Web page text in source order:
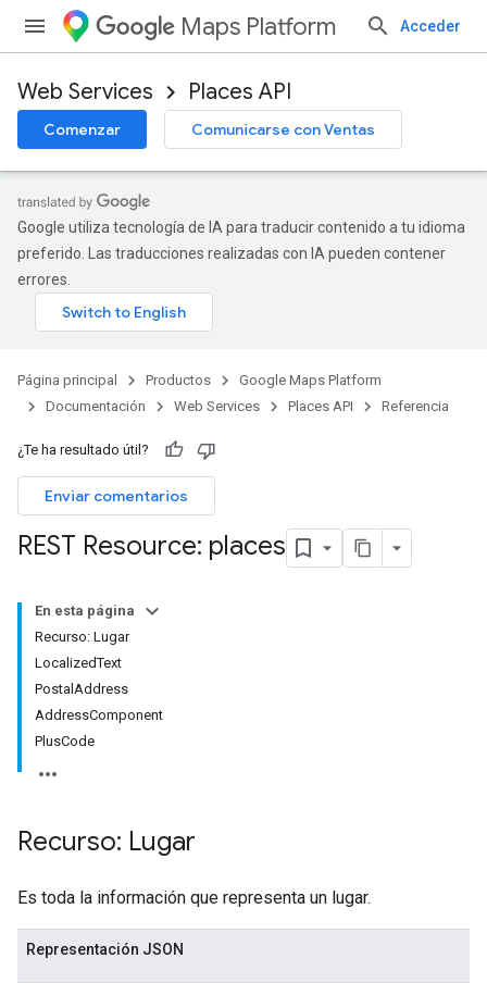
Maps Platform Acceder
Web Services Places API
Comenzar Comunicarse con Ventas
Google utiliza tecnología de IA para traducir contenido a tu idioma
preferido. Las traducciones realizadas con IA pueden contener
errores.
Página principal Productos
Google Maps Platform
Documentación
Web Services Places API Referencia
¿Te ha resultado útil?
Enviar comentarios
REST Resource: places
En esta página
Recurso: Lugar
LocalizedText
PostalAddress
AddressComponent
PlusCode
Recurso: Lugar
Es toda la información que representa un lugar.
Representación JSON